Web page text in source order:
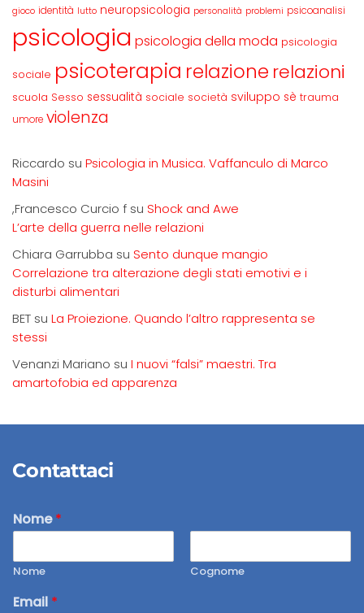
gioco identità lutto neuropsicologia personalità problemi psicoanalisi
psicologia psicologia della moda psicologia
sociale psicoterapia relazione relazioni
scuola Sesso sessualità sociale società sviluppo sè trauma
umore violenza
Riccardo su Psicologia in Musica. Vaffanculo di Marco
Masini
,Francesco Curcio f su Shock and Awe
L’arte della guerra nelle relazioni
Chiara Garrubba su Sento dunque mangio
Correlazione tra alterazione degli stati emotivi e i
disturbi alimentari
BET su La Proiezione. Quando l’altro rappresenta se
stessi
Venanzi Mariano su I nuovi “falsi” maestri. Tra
amartofobia ed apparenza
Contattaci
Nome*
Nome Cognome
Email *